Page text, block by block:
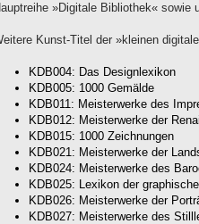
»Digitale Bibliothek« sowie
Kunst-Titel der »kleinen
KDB004: Das Designlexikon
KDB005: 1000 Gemälde
KDB011: Meisterwerke des
KDB012: Meisterwerke der
KDB015: 1000 Zeichnungen
KDB021: Meisterwerke der
KDB024: Meisterwerke des
KDB025: Lexikon der
KDB026: Meisterwerke der
KDB027: Meisterwerke des